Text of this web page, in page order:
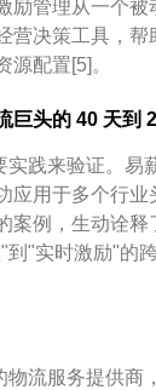
励管理从一个被
营决策工具，帮
源配置[5]。
巨头的 40 天到
实践来验证。易
应用于多个行业
案例，生动诠释
到"实时激励"的
流服务提供商